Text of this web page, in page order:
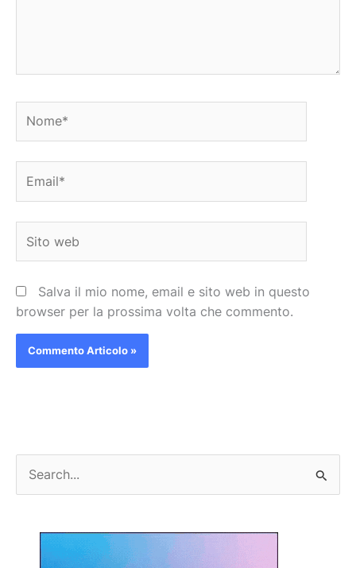
web
Salva il mio nome, email e sito web in questo
browser per la prossima volta che commento.